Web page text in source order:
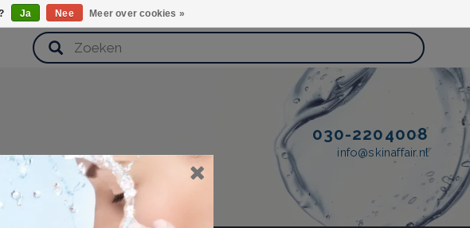
030-2204008
info@skinaffair.nl
Ja Nee Meer over cookies »